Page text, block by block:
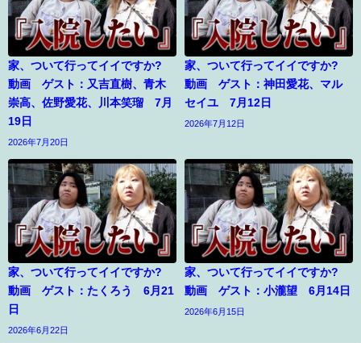
家、ついて行ってイイですか?
動画 ゲスト：又吉直樹、青木
崇高、佐野愛花、川本笑瑠 7月
19日
2026年7月20日
家、ついて行ってイイですか?
動画 ゲスト：神田愛花、マル
セイユ 7月12日
2026年7月12日
家、ついて行ってイイですか?
動画 ゲスト：たくろう 6月21
日
2026年6月22日
家、ついて行ってイイですか?
動画 ゲスト：小瀧望 6月14日
2026年6月15日